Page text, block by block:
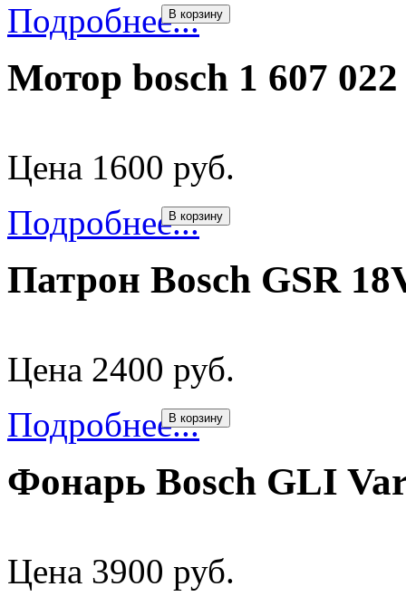
Подробнее...
В корзину
Мотор bosch 1 607
Цена 1600 руб.
Подробнее...
В корзину
Патрон Bosch GSR
Цена 2400 руб.
Подробнее...
В корзину
Фонарь Bosch GLI
Цена 3900 руб.